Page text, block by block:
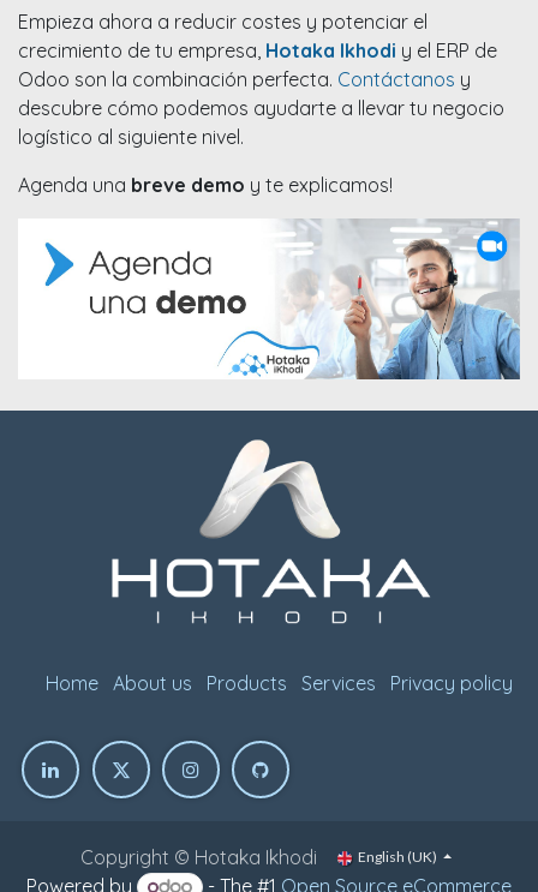
Empieza ahora a reducir costes y potenciar el
crecimiento de tu empresa, Hotaka Ikhodi y el ERP de
Odoo son la combinación perfecta. Contáctanos y
descubre cómo podemos ayudarte a llevar tu negocio
logístico al siguiente nivel.
Agenda una breve demo y te explicamos!
Home About us Products Services Privacy policy
Copyright © Hotaka Ikhodi English (UK)
Powered by - The #1 Open Source eCommerce